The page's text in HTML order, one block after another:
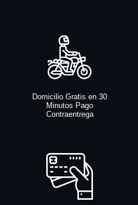
Domicilio Gratis en 30
Minutos Pago
Contraentrega